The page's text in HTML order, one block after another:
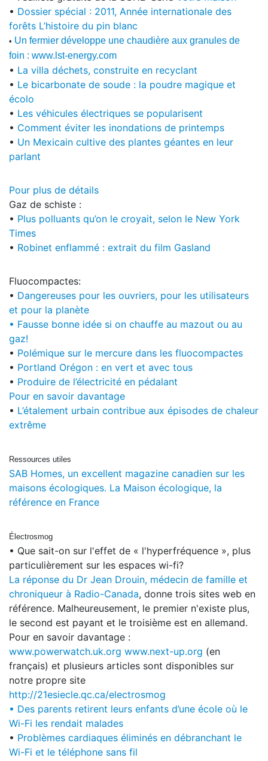
• Dossier spécial : 2011, Année internationale des
forêts L’histoire du pin blanc
• Un fermier développe une chaudière aux granules de
foin : www.lst-energy.com
• La villa déchets, construite en recyclant
• Le bicarbonate de soude : la poudre magique et
écolo
• Les véhicules électriques se popularisent
• Comment éviter les inondations de printemps
• Un Mexicain cultive des plantes géantes en leur
parlant
Pour plus de détails
Gaz de schiste :
• Plus polluants qu’on le croyait, selon le New York
Times
• Robinet enflammé : extrait du film Gasland
Fluocompactes:
• Dangereuses pour les ouvriers, pour les utilisateurs
et pour la planète
• Fausse bonne idée si on chauffe au mazout ou au
gaz!
• Polémique sur le mercure dans les fluocompactes
• Portland Orégon : en vert et avec tous
• Produire de l’électricité en pédalant
Pour en savoir davantage
• L’étalement urbain contribue aux épisodes de chaleur
extrême
Ressources utiles
SAB Homes, un excellent magazine canadien sur les
maisons écologiques. La Maison écologique, la
référence en France
Électrosmog
• Que sait-on sur l'effet de « l'hyperfréquence », plus
particulièrement sur les espaces wi-fi?
La réponse du Dr Jean Drouin, médecin de famille et
chroniqueur à Radio-Canada, donne trois sites web en
référence. Malheureusement, le premier n'existe plus,
le second est payant et le troisième est en allemand.
Pour en savoir davantage :
www.powerwatch.uk.org www.next-up.org (en
français) et plusieurs articles sont disponibles sur
notre propre site
http://21esiecle.qc.ca/electrosmog
• Des parents retirent leurs enfants d’une école où le
Wi-Fi les rendait malades
• Problèmes cardiaques éliminés en débranchant le
Wi-Fi et le téléphone sans fil